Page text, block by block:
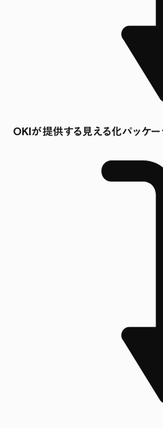
OKIが提供する見える化パッケー